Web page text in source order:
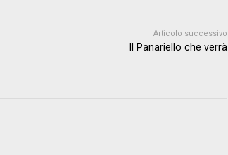
Articolo successivo
Il Panariello che verrà